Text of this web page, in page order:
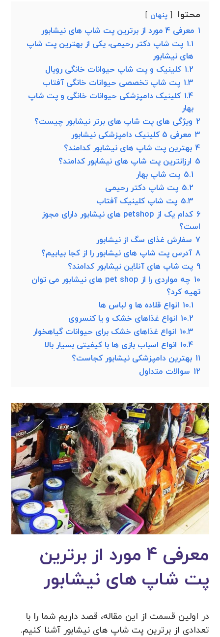
محتوا پنهان
1 معرفی 4 مورد از برترین پت شاپ های نیشابور
1.1 پت شاپ دکتر رحیمی، یکی از بهترین پت شاپ
های نیشابور
1.2 کلینیک و پت شاپ حیوانات خانگی رویال
1.3 پت شاپ تخصصی حیوانات خانگی آفتاب
1.4 کلینیک دامپزشکی حیوانات خانگی و پت شاپ
بهار
2 ویژگی های پت شاپ های برتر نیشابور چیست؟
3 معرفی 5 کلینیک دامپزشکی نیشابور
4 بهترین پت شاپ های نیشابور کدامند؟
5 ارزانترین پت شاپ های نیشابور کدامند؟
5.1 پت شاپ بهار
5.2 پت شاپ دکتر رحیمی
5.3 پت شاپ کلینیک آفتاب
6
کدام یک از petshop های نیشابور دارای مجوز
است؟
7 سفارش غذای سگ از نیشابور
8 آدرس پت شاپ های نیشابور را از کجا بیابیم؟
9 پت شاپ های آنلاین نیشابور کدامند؟
10
چه مواردی را از pet shop های نیشابور می توان
تهیه کرد؟
10.1 انواع قلاده ها و لباس ها
10.2 انواع غذاهای خشک و یا کنسروی
10.3 انواع غذاهای خشک برای حیوانات گیاهخوار
10.4 انواع اسباب بازی ها با کیفیتی بسیار بالا
11 بهترین دامپزشکی نیشابور کجاست؟
12 سوالات متداول
معرفی 4 مورد از برترین
پت شاپ های نیشابور
در اولین قسمت از این مقاله، قصد داریم شما را با
تعدادی از برترین پت شاپ های نیشابور آشنا کنیم.